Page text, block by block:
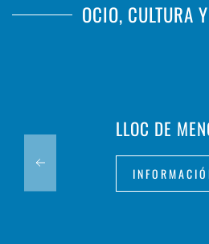
OCIO, CULTURA
LLOC DE